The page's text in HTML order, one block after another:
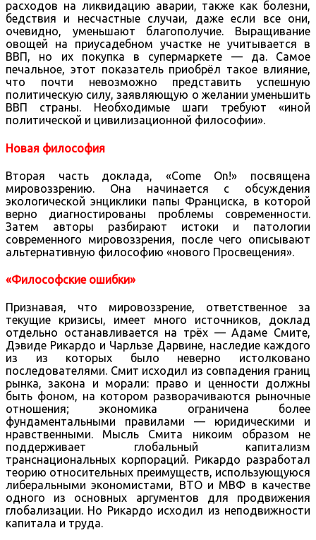
расходов на ликвидацию аварии, также как болезни,
бедствия и несчастные случаи, даже если все они,
очевидно, уменьшают благополучие. Выращивание
овощей на приусадебном участке не учитывается в
ВВП, но их покупка в супермаркете — да. Самое
печальное, этот показатель приобрёл такое влияние,
что почти невозможно представить успешную
политическую силу, заявляющую о желании уменьшить
ВВП страны. Необходимые шаги требуют «иной
политической и цивилизационной философии».
Новая философия
Вторая часть доклада, «Come On!» посвящена
мировоззрению. Она начинается с обсуждения
экологической энциклики папы Франциска, в которой
верно диагностированы проблемы современности.
Затем авторы разбирают истоки и патологии
современного мировоззрения, после чего описывают
альтернативную философию «нового Просвещения».
«Философские ошибки»
Признавая, что мировоззрение, ответственное за
текущие кризисы, имеет много источников, доклад
отдельно останавливается на трёх — Адаме Смите,
Дэвиде Рикардо и Чарльзе Дарвине, наследие каждого
из из которых было неверно истолковано
последователями. Смит исходил из совпадения границ
рынка, закона и морали: право и ценности должны
быть фоном, на котором разворачиваются рыночные
отношения; экономика ограничена более
фундаментальными правилами — юридическими и
нравственными. Мысль Смита никоим образом не
поддерживает глобальный капитализм
транснациональных корпораций. Рикардо разработал
теорию относительных преимуществ, использующуюся
либеральными экономистами, ВТО и МВФ в качестве
одного из основных аргументов для продвижения
глобализации. Но Рикардо исходил из неподвижности
капитала и труда.